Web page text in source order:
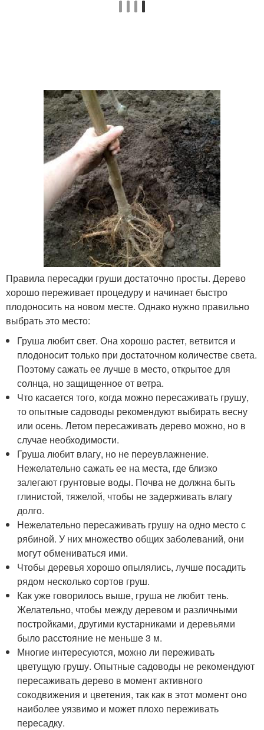
Правила пересадки груши достаточно просты. Дерево
хорошо переживает процедуру и начинает быстро
плодоносить на новом месте. Однако нужно правильно
выбрать это место:
Груша любит свет. Она хорошо растет, ветвится и
плодоносит только при достаточном количестве света.
Поэтому сажать ее лучше в место, открытое для
солнца, но защищенное от ветра.
Что касается того, когда можно пересаживать грушу,
то опытные садоводы рекомендуют выбирать весну
или осень. Летом пересаживать дерево можно, но в
случае необходимости.
Груша любит влагу, но не переувлажнение.
Нежелательно сажать ее на места, где близко
залегают грунтовые воды. Почва не должна быть
глинистой, тяжелой, чтобы не задерживать влагу
долго.
Нежелательно пересаживать грушу на одно место с
рябиной. У них множество общих заболеваний, они
могут обмениваться ими.
Чтобы деревья хорошо опылялись, лучше посадить
рядом несколько сортов груш.
Как уже говорилось выше, груша не любит тень.
Желательно, чтобы между деревом и различными
постройками, другими кустарниками и деревьями
было расстояние не меньше 3 м.
Многие интересуются, можно ли переживать
цветущую грушу. Опытные садоводы не рекомендуют
пересаживать дерево в момент активного
сокодвижения и цветения, так как в этот момент оно
наиболее уязвимо и может плохо переживать
пересадку.